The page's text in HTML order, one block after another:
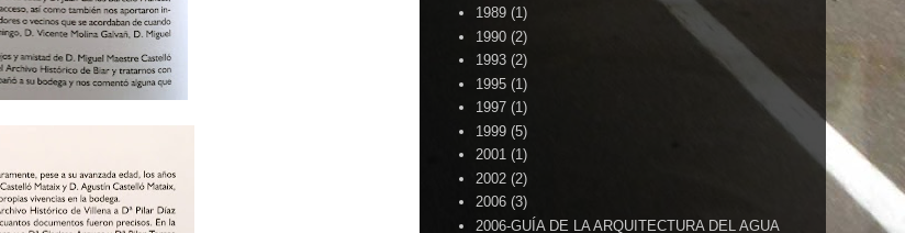
1989 (1)
1990 (2)
1993 (2)
1995 (1)
1997 (1)
1999 (5)
2001 (1)
2002 (2)
2006 (3)
2006-GUÍA DE LA ARQUITECTURA DEL AGUA